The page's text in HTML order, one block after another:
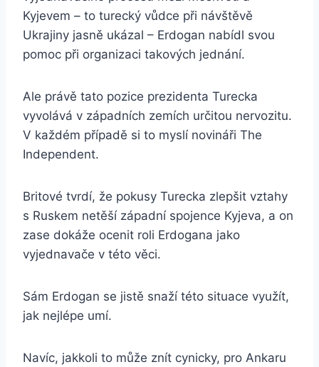
Kyjevem – to turecký vůdce při návštěvě
Ukrajiny jasně ukázal – Erdogan nabídl svou
pomoc při organizaci takových jednání.
Ale právě tato pozice prezidenta Turecka
vyvolává v západních zemích určitou nervozitu.
V každém případě si to myslí novináři The
Independent.
Britové tvrdí, že pokusy Turecka zlepšit vztahy
s Ruskem netěší západní spojence Kyjeva, a on
zase dokáže ocenit roli Erdogana jako
vyjednavače v této věci.
Sám Erdogan se jistě snaží této situace využít,
jak nejlépe umí.
Navíc, jakkoli to může znít cynicky, pro Ankaru